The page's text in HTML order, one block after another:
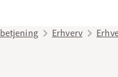
Erhverv